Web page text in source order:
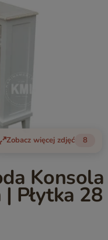
Zobacz więcej zdjęć 8
Konsola
Płytka 28